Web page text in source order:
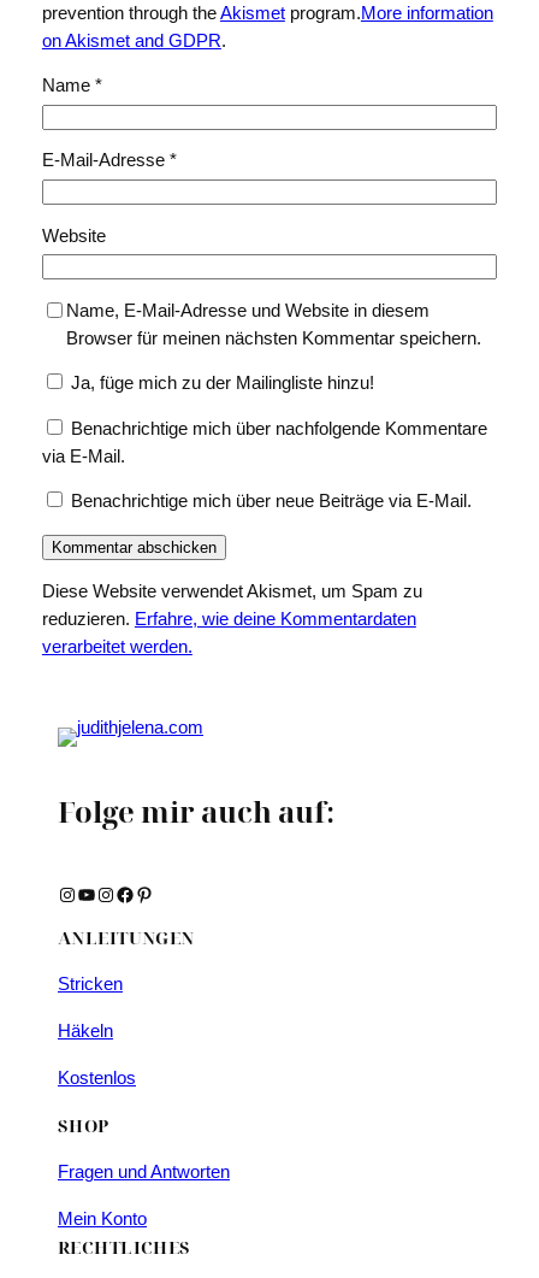
prevention through theAkismetprogram.More information
on Akismet and GDPR.
Name *
E-Mail-Adresse *
Website
Name, E-Mail-Adresse und Website in diesem
Browser für meinen nächsten Kommentar speichern.
Ja, füge mich zu der Mailingliste hinzu!
Benachrichtige mich über nachfolgende Kommentare
via E-Mail.
Benachrichtige mich über neue Beiträge via E-Mail.
Diese Website verwendet Akismet, um Spam zu
reduzieren. Erfahre, wie deine Kommentardaten
verarbeitet werden.
Folge mir auch auf:
Instagram YouTube Instagram Facebook Pinterest
ANLEITUNGEN
Stricken
Häkeln
Kostenlos
SHOP
Fragen und Antworten
Mein Konto
RECHTLICHES